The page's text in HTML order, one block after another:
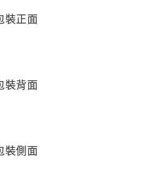
裝正面
裝背面
裝側面